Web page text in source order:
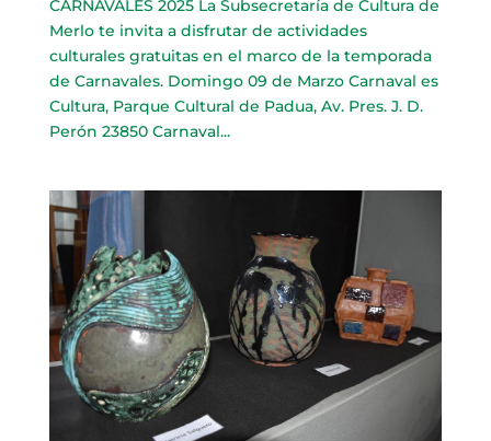
CARNAVALES 2025 La Subsecretaría de Cultura de
Merlo te invita a disfrutar de actividades
culturales gratuitas en el marco de la temporada
de Carnavales. Domingo 09 de Marzo Carnaval es
Cultura, Parque Cultural de Padua, Av. Pres. J. D.
Perón 23850 Carnaval...